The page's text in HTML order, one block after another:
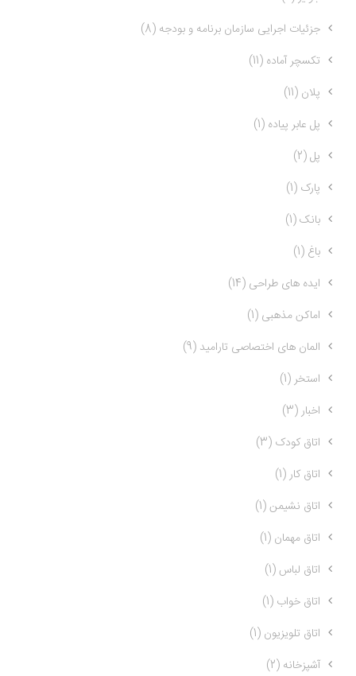
جزئیات اجرایی سازمان برنامه و بودجه (8)
تکسچر آماده (11)
پلان (11)
پل عابر پیاده (1)
پل (2)
پارک (1)
بانک (1)
باغ (1)
ایده های طراحی (14)
اماکن مذهبی (1)
المان های اختصاصی تارامید (9)
استخر (1)
اخبار (3)
اتاق کودک (3)
اتاق کار (1)
اتاق نشیمن (1)
اتاق مهمان (1)
اتاق لباس (1)
اتاق خواب (1)
اتاق تلویزیون (1)
آشپزخانه (2)